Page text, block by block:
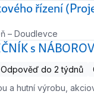
řízení
– Doudlevce
s
Odpověď do 2 týdnů
a hutní výrobu,